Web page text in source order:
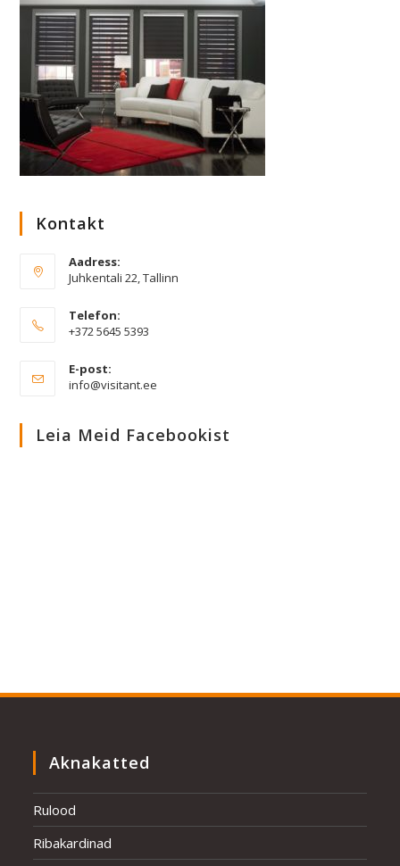
Kontakt
Aadress:
Juhkentali 22, Tallinn
Telefon:
+372 5645 5393
E-post:
info@visitant.ee
application
Leia Meid Facebookist
Aknakatted
Rulood
Ribakardinad